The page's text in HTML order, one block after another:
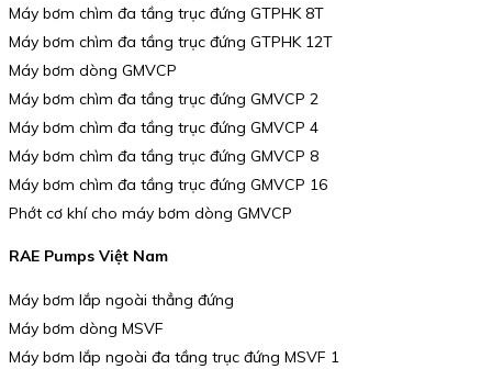
Máy bơm chìm đa tầng trục đứng GTPHK 8T
Máy bơm chìm đa tầng trục đứng GTPHK 12T
Máy bơm dòng GMVCP
Máy bơm chìm đa tầng trục đứng GMVCP 2
Máy bơm chìm đa tầng trục đứng GMVCP 4
Máy bơm chìm đa tầng trục đứng GMVCP 8
Máy bơm chìm đa tầng trục đứng GMVCP 16
Phớt cơ khí cho máy bơm dòng GMVCP
RAE Pumps Việt Nam
Máy bơm lắp ngoài thẳng đứng
Máy bơm dòng MSVF
Máy bơm lắp ngoài đa tầng trục đứng MSVF 1